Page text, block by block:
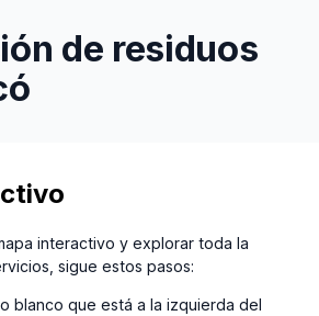
de residuos
interactivo y explorar toda la
sigue estos pasos:
blanco que está a la izquierda del